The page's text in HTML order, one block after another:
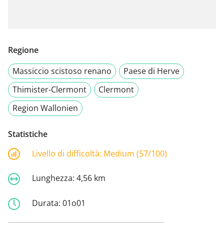
Regione
Massiccio scistoso renano
Paese di Herve
Thimister-Clermont
Clermont
Region Wallonien
Statistiche
Livello di difficoltà: Medium (57/100)
Lunghezza: 4,56 km
Durata: 01o01